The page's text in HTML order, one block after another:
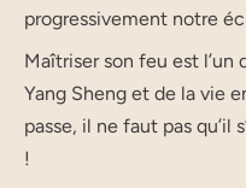
progressivement notre
Maîtriser son feu est
Yang Sheng et de la vie
passe, il ne faut pas qu’il
!